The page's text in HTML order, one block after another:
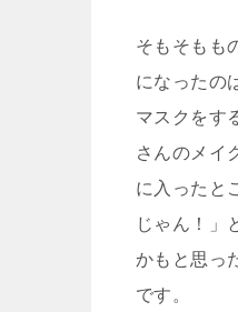
そもそもも
になったの
マスクをす
さんのメイ
に入ったと
じゃん！」
かもと思っ
です。